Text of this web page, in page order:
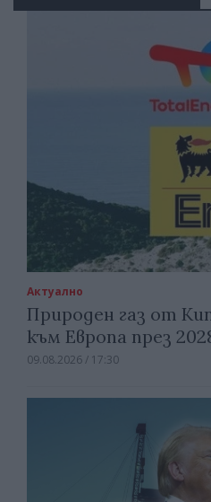
Актуално
Природен газ от
към Европа през
09.08.2026 / 17:30